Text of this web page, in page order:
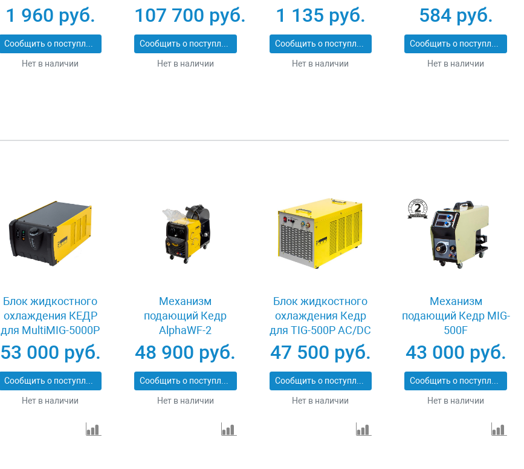
1 960 руб.
Сообщить о поступлении
Нет в наличии
107 700 руб.
Сообщить о поступлении
Нет в наличии
11334-XL
1 135 руб.
Сообщить о поступлении
Нет в наличии
584 руб.
Сообщить о поступлении
Нет в наличии
Блок жидкостного
охлаждения КЕДР
для MultiMIG-5000P
53 000 руб.
Сообщить о поступлении
Нет в наличии
Механизм
подающий Кедр
AlphaWF-2
закрытого типа
8009511
48 900 руб.
Сообщить о поступлении
Нет в наличии
Блок жидкостного
охлаждения Кедр
для TIG-500P AC/DC
47 500 руб.
Сообщить о поступлении
Нет в наличии
Механизм
подающий Кедр MIG-
500F
43 000 руб.
Сообщить о поступлении
Нет в наличии